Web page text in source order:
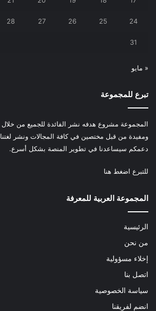
24
25
26
27
28
31
« مايو
تبرع للمجموعة
المجموعة مشروع هدفه نشر الفائدة للجميع من
ومفيدة من قبل مختصين في كافة المجالات ونشر لغتنا
دعمكم سيساعدنا في تطوير المنصة بشكل أسرع.
للتبرع اضغط هنا
المجموعة العربية للمعرفة
الرئيسية
من نحن
إخلاء مسؤولية
اتصل بنا
سياسة الخصوصية
انضم لفريقنا